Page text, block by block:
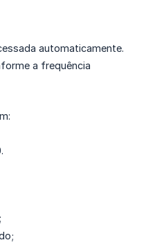
automaticamente.
a frequência